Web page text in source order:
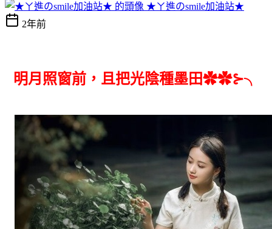
★ㄚ進のsmile加油站★
2年前
明月照窗前，且把光陰種墨田✿✿⊱╮